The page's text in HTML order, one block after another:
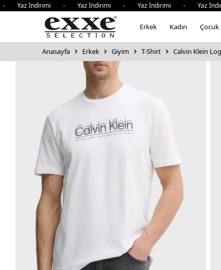
İndirimi - Yaz İndirimi - Yaz İndirimi - Yaz
Erkek Kadın Çocuk
Anasayfa Erkek Giyim T-Shirt Calvin Klein